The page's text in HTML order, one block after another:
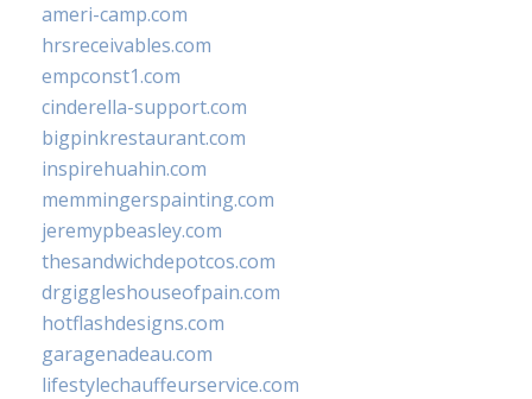
ameri-camp.com
hrsreceivables.com
empconst1.com
cinderella-support.com
bigpinkrestaurant.com
inspirehuahin.com
memmingerspainting.com
jeremypbeasley.com
thesandwichdepotcos.com
drgiggleshouseofpain.com
hotflashdesigns.com
garagenadeau.com
lifestylechauffeurservice.com